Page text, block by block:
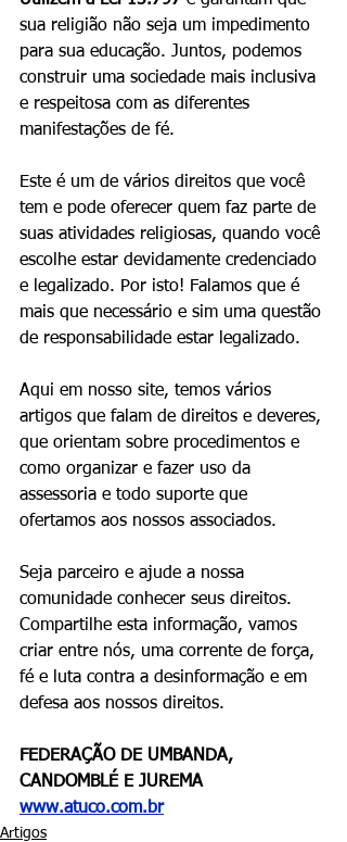
sua religião não seja um impedimento
para sua educação. Juntos, podemos
construir uma sociedade mais inclusiva
e respeitosa com as diferentes
manifestações de fé.
Este é um de vários direitos que você
tem e pode oferecer quem faz parte de
suas atividades religiosas, quando você
escolhe estar devidamente credenciado
e legalizado. Por isto! Falamos que é
mais que necessário e sim uma questão
de responsabilidade estar legalizado.
Aqui em nosso site, temos vários
artigos que falam de direitos e deveres,
que orientam sobre procedimentos e
como organizar e fazer uso da
assessoria e todo suporte que
ofertamos aos nossos associados.
Seja parceiro e ajude a nossa
comunidade conhecer seus direitos.
Compartilhe esta informação, vamos
criar entre nós, uma corrente de força,
fé e luta contra a desinformação e em
defesa aos nossos direitos.
FEDERAÇÃO DE UMBANDA,
CANDOMBLÉ E JUREMA
www.atuco.com.br
Artigos